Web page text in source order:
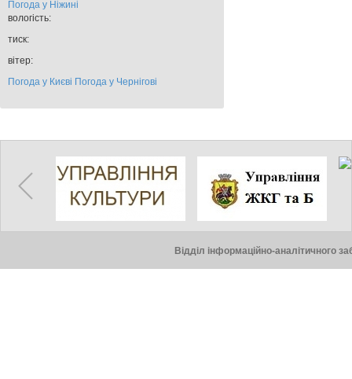
Погода у Ніжині
вологість:
тиск:
вітер:
Погода у Києві Погода у Чернігові
Відділ інформаційно-аналітичного